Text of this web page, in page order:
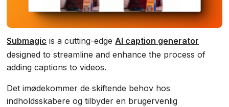
Submagic is a cutting-edgeAI caption generator
designed to streamline and enhance the process of
adding captions to videos.
Det imødekommer de skiftende behov hos
indholdsskabere og tilbyder en brugervenlig